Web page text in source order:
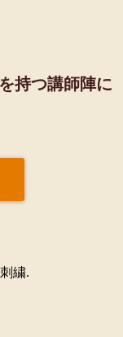
持つ講師陣に
繍.